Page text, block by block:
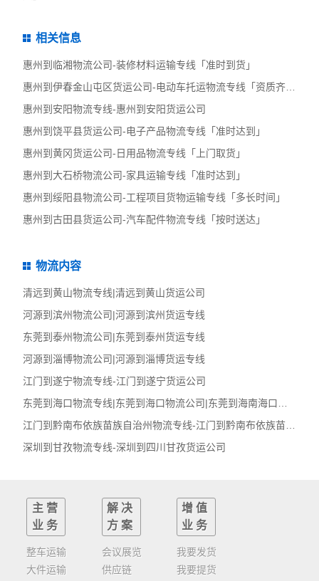
相关信息
惠州到临湘物流公司-装修材料运输专线「准时到货」
惠州到安阳物流专线-惠州到安阳货运公司
惠州到饶平县货运公司-电子产品物流专线「准时达到」
惠州到黄冈货运公司-日用品物流专线「上门取货」
惠州到大石桥物流公司-家具运输专线「准时达到」
惠州到绥阳县物流公司-工程项目货物运输专线「多长时间」
惠州到古田县货运公司-汽车配件物流专线「按时送达」
物流内容
清远到黄山物流专线|清远到黄山货运公司
河源到滨州物流公司|河源到滨州货运专线
东莞到泰州物流公司|东莞到泰州货运专线
河源到淄博物流公司|河源到淄博货运专线
江门到遂宁物流专线-江门到遂宁货运公司
深圳到甘孜物流专线-深圳到四川甘孜货运公司
主营
业务
整车运输
大件运输
解决
方案
会议展览
供应链
增值
业务
我要发货
我要提货